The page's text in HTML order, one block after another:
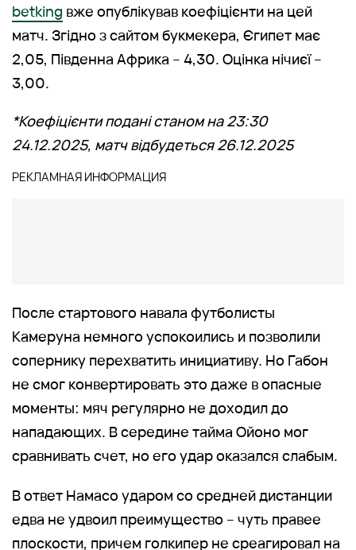
betking вже опублікував коефіцієнти на цей
матч. Згідно з сайтом букмекера, Єгипет має
2,05, Південна Африка – 4,30. Оцінка нічиєї –
3,00.
*Коефіцієнти подані станом на 23:30
24.12.2025, матч відбудеться 26.12.2025
После стартового навала футболисты
Камеруна немного успокоились и позволили
сопернику перехватить инициативу. Но Габон
не смог конвертировать это даже в опасные
моменты: мяч регулярно не доходил до
нападающих. В середине тайма Ойоно мог
сравнивать счет, но его удар оказался слабым.
В ответ Намасо ударом со средней дистанции
едва не удвоил преимущество – чуть правее
плоскости, причем голкипер не среагировал на